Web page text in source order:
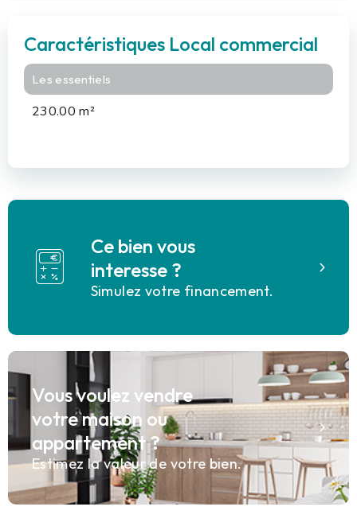
Caractéristiques Local commercial
Les essentiels
230.00 m²
Ce bien vous
interesse ?
Simulez votre financement.
Vous voulez vendre
votre maison ou
appartement ?
Estimez la valeur de votre bien.